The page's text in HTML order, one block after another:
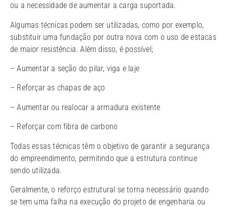
ou a necessidade de aumentar a carga suportada.
Algumas técnicas podem ser utilizadas, como por exemplo,
substituir uma fundação por outra nova com o uso de estacas
de maior resistência. Além disso, é possível;
– Aumentar a seção do pilar, viga e laje
– Reforçar as chapas de aço
– Aumentar ou realocar a armadura existente
– Reforçar com fibra de carbono
Todas essas técnicas têm o objetivo de garantir a segurança
do empreendimento, permitindo que a estrutura continue
sendo utilizada.
Geralmente, o reforço estrutural se torna necessário quando
se tem uma falha na execução do projeto de engenharia ou